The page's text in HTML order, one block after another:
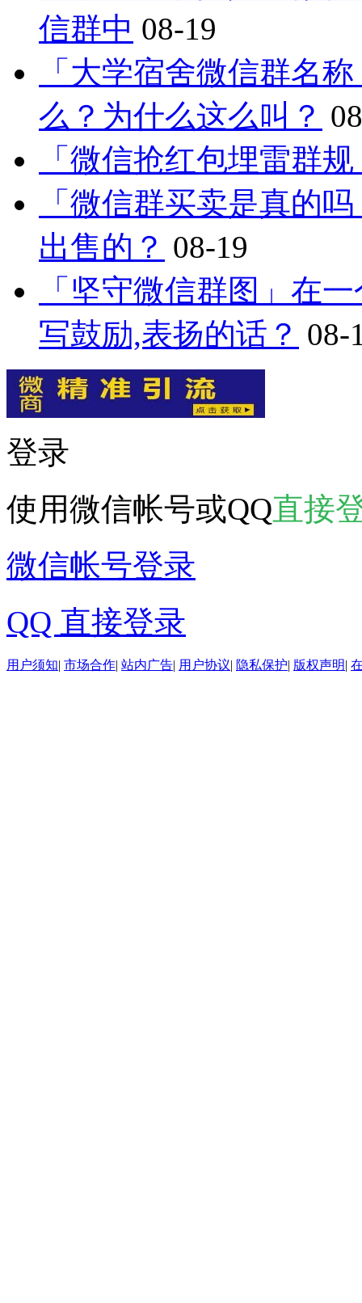
信群中 08-19
「大学宿舍微信群名
么？为什么这么叫？
「微信抢红包埋雷群
「微信群买卖是真的
出售的？ 08-19
「坚守微信群图」在
写鼓励,表扬的话？ 08-
登录
使用微信帐号或QQ直接
微信帐号登录
QQ 直接登录
用户须知| 市场合作| 站内广告| 用户协议| 隐私保护| 版权声明|